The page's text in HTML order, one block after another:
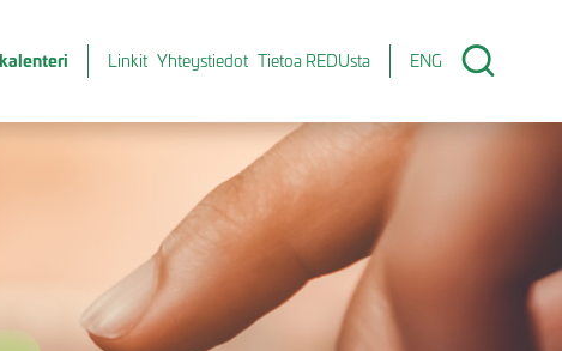
Linkit Yhteystiedot Tietoa REDUsta ENG